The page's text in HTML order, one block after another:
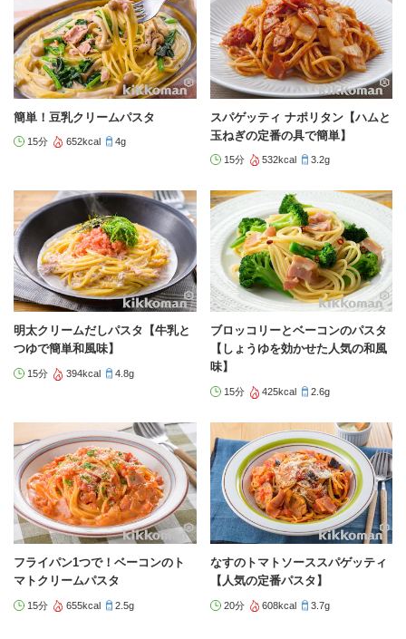
簡単！豆乳クリームパスタ
15分 652kcal 4g
スパゲッティ ナポリタン【ハムと
玉ねぎの定番の具で簡単】
15分 532kcal 3.2g
明太クリームだしパスタ【牛乳と
つゆで簡単和風味】
15分 394kcal 4.8g
ブロッコリーとベーコンのパスタ
【しょうゆを効かせた人気の和風
味】
15分 425kcal 2.6g
フライパン1つで！ベーコンのト
マトクリームパスタ
15分 655kcal 2.5g
なすのトマトソーススパゲッティ
【人気の定番パスタ】
20分 608kcal 3.7g